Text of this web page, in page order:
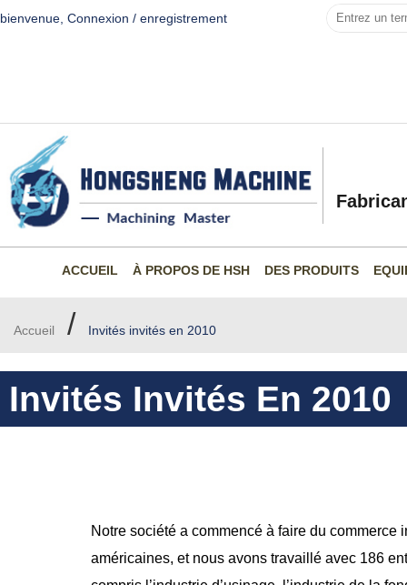
bienvenue, Connexion / enregistrement
ACCUEIL À PROPOS DE HSH DES PRODUITS
Accueil / Invités invités en 2010
Invités Invités En 2010
Notre société a commencé à faire du
américaines, et nous avons travaillé avec 186